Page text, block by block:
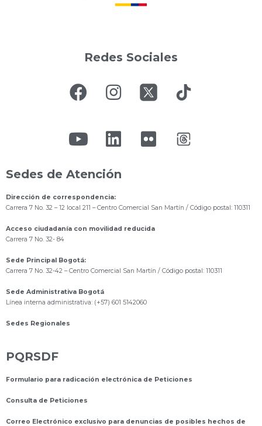
Redes Sociales
Sedes de Atención
Dirección de correspondencia:
Carrera 7 No. 32 – 12 local 211 – Centro Comercial San Martín / Código postal: 110311
Acceso ciudadanía con movilidad reducida
Carrera 7 No. 32- 84
Sede Principal Bogotá:
Carrera 7 No. 32-42 – Centro Comercial San Martín / Código postal: 110311
Sede Administrativa Bogotá
Línea interna administrativa: (+57) 601 5142060
Sedes Regionales
PQRSDF
Formulario para radicación electrónica de Peticiones
Consulta de Peticiones
Correo Electrónico exclusivo para denuncias de posibles hechos de